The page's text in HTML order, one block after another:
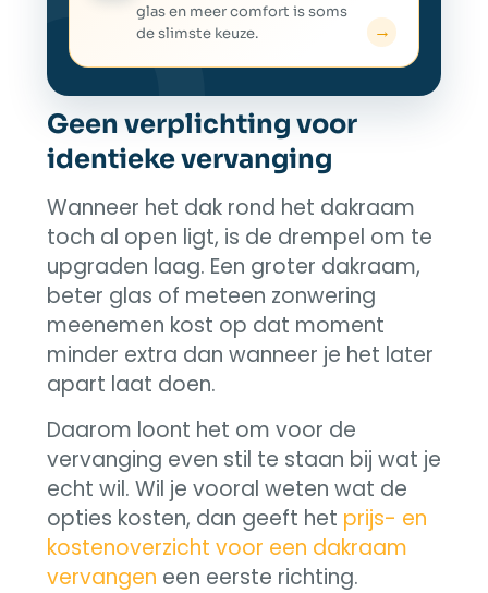
glas en meer comfort is soms
de slimste keuze.
→
Geen verplichting voor
identieke vervanging
Wanneer het dak rond het dakraam
toch al open ligt, is de drempel om te
upgraden laag. Een groter dakraam,
beter glas of meteen zonwering
meenemen kost op dat moment
minder extra dan wanneer je het later
apart laat doen.
Daarom loont het om voor de
vervanging even stil te staan bij wat je
echt wil. Wil je vooral weten wat de
opties kosten, dan geeft het prijs- en
kostenoverzicht voor een dakraam
vervangen een eerste richting.